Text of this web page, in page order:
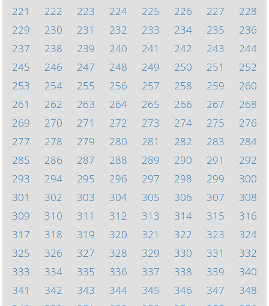
221
222 223 224 225 226 227
228
229
230 231 232 233 234 235
236
237
238 239 240 241 242 243
244
245
246 247 248 249 250 251
252
253
254 255 256 257 258 259
260
261
262 263 264 265 266 267
268
269
270 271 272 273 274 275
276
277
278 279 280 281 282 283
284
285
286 287 288 289 290 291
292
293
294 295 296 297 298 299
300
301
302 303 304 305 306 307
308
309
310 311 312 313 314 315
316
317
318 319 320 321 322 323
324
325
326 327 328 329 330 331
332
333
334 335 336 337 338 339
340
341
342 343 344 345 346 347
348